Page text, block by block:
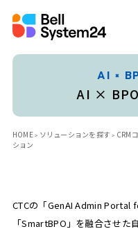
AI ×
AI ×
HOME ソリューションを探す CRM
ション
CTCの「GenAI Admin Portal
「SmartBPO」を融合させ